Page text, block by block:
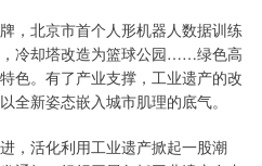
，北京市首个人形机器人数据训练
冷却塔改造为篮球公园……绿色高
色。有了产业支撑，工业遗产的改
全新姿态嵌入城市肌理的底气。
，活化利用工业遗产掀起一股潮